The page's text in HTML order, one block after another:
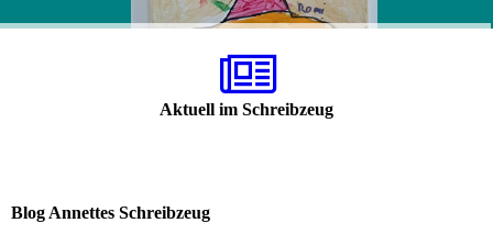
Aktuell im Schreibzeug
Blog Annettes Schreibzeug